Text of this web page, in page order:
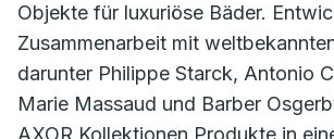
Objekte für luxuriöse Bäder.
Zusammenarbeit mit
darunter Philippe Starck, Antonio
Marie Massaud und Barber
AXOR Kollektionen Produkte in